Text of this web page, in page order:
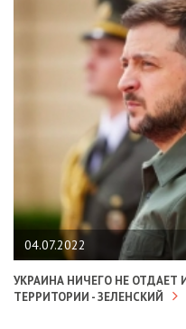
04.07.2022
УКРАИНА НИЧЕГО НЕ ОТДАЕТ
ТЕРРИТОРИИ - ЗЕЛЕНСКИЙ